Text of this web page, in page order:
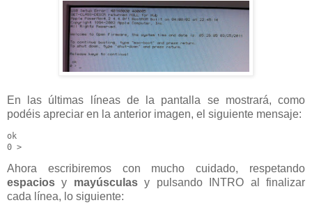
En las últimas líneas de la pantalla se mostrará, como
podéis apreciar en la anterior imagen, el siguiente mensaje:
ok
0 >
Ahora escribiremos con mucho cuidado, respetando
espacios y mayúsculasy pulsando INTRO al finalizar
cada línea, lo siguiente: